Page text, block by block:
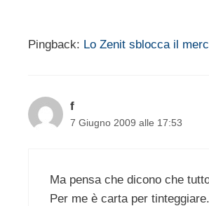
Pingback: Lo Zenit sblocca il
f
7 Giugno 2009 alle 17:53
Ma pensa che dicono che
Per me è carta per